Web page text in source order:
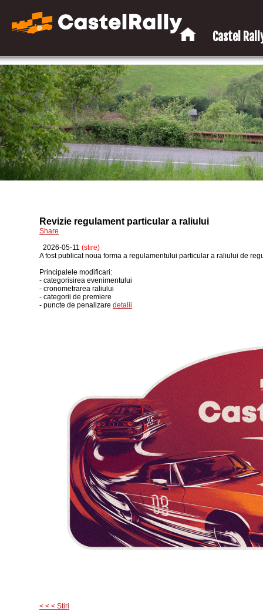
Castel
Revizie regulament particular a raliului
Share
2026-05-11 (stire)
A fost publicat noua forma a regulamentului particular a raliului de
Principalele modificari:
- categorisirea evenimentului
- cronometrarea raliului
- categorii de premiere
- puncte de penalizare detalii
< < < Stiri